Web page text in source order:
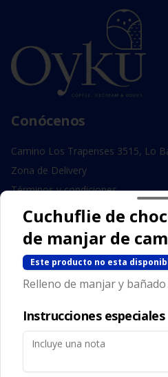
Conócenos
Camino Los Trapenses 3515, Lo
Zona de Delivery
Términos y condiciones
Política de privacidad
Redes sociales
Instagram
Facebook
Mi cuenta
Cuchuflie de
de manjar de
Este producto no esta
Relleno de manjar y
Instrucciones especiales